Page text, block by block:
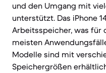
und den Umgang mit
unterstützt. Das iPhone
Arbeitsspeicher, was für
meisten
Modelle sind mit
Speichergrößen